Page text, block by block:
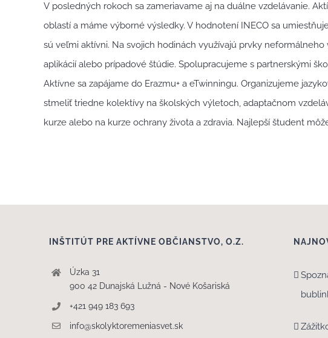
V posledných rokoch sa zameriavame aj na duálne vzdelávanie.
oblastí a máme výborné výsledky. V hodnotení INECO sa
sú veľmi aktívni. Na svojich hodinách využívajú prvky
aplikácií alebo prípadové štúdie. Spolupracujeme s partnerskými
Aktívne sa zapájame do Erazmu+ a eTwinningu. Organizujeme
stmeliť triedne kolektívy na školských výletoch, adaptačnom
kurze alebo na kurze ochrany života a zdravia. Najlepší študent
INŠTITÚT PRE AKTÍVNE OBČIANSTVO, O.Z.
Úzka 31
900 42 Dunajská Lužná - Nové Košariská
+421 949 183 693
info@skolyktoremeniasvet.sk